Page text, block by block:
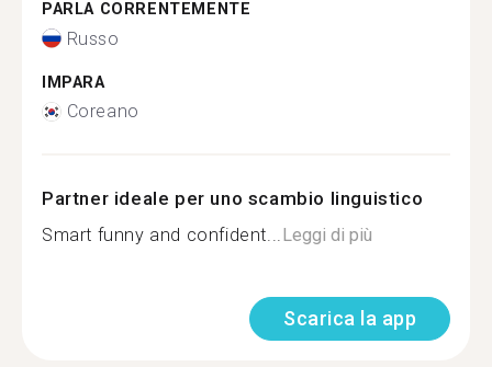
PARLA CORRENTEMENTE
Russo
IMPARA
Coreano
Partner ideale per uno scambio linguistico
Smart funny and confident...Leggi di più
Scarica la app